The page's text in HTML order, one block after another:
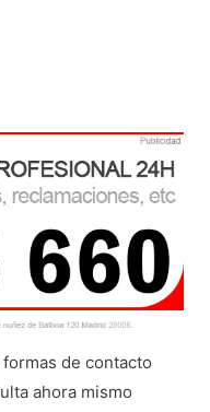
de contacto
ahora mismo